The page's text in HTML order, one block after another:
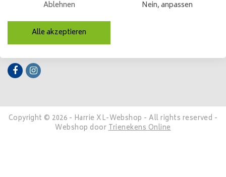
Kategorien
Kontakt
Copyright © 2026 - Harrie XL-Webshop - All rights reserved -
Webshop doorTrienekens Online
Ablehnen Nein, anpassen
Alle akzeptieren